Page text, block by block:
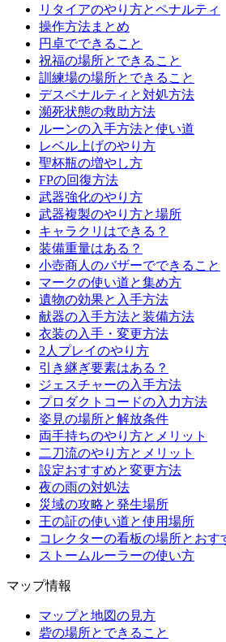
リタイアのやり方とペナルティ
操作方法まとめ
円卓でできること
祝福の場所とできること
訓練場の場所とできること
デスペナルティと対処方法
瀕死状態の救助方法
ルーンの入手方法と使い道
レベル上げのやり方
聖杯瓶の増やし方
FPの回復方法
武器強化のやり方
武器複製のやり方と場所
キャラクリはできる？
装備重量はある？
小壺商人のバザーでできること
マークの使い道と集め方
遺物の効果と入手方法
献器の入手方法と装備方法
衣装の入手・変更方法
2人プレイのやり方
引き継ぎ要素はある？
ジェスチャーの入手方法
プロダクトコードの入力方法
姿見の場所と解放条件
両手持ちのやり方とメリット
二刀流のやり方とメリット
設定おすすめと変更方法
夜の雨の対処法
災域の攻略と発生場所
王の証の使い道と使用場所
コレクターの看板の場所とおす
ストームルーラーの使い方
マップ情報
マップと地図の見方
砦の場所とできること